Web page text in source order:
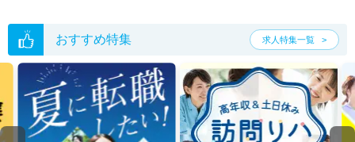
おすすめ特集 求人特集一覧